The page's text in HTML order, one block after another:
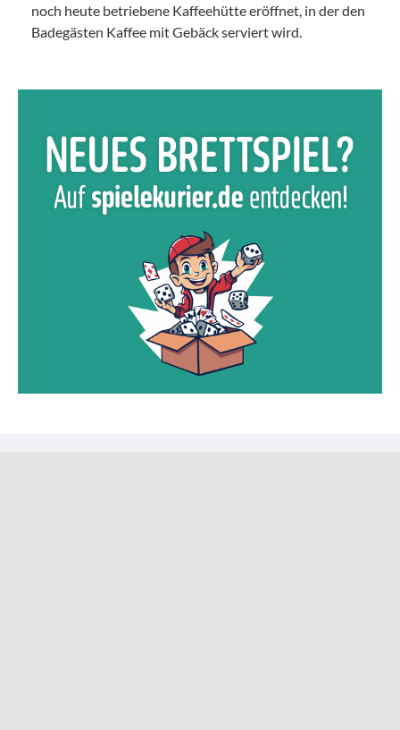
noch heute betriebene Kaffeehütte eröffnet, in der den
Badegästen Kaffee mit Gebäck serviert wird.